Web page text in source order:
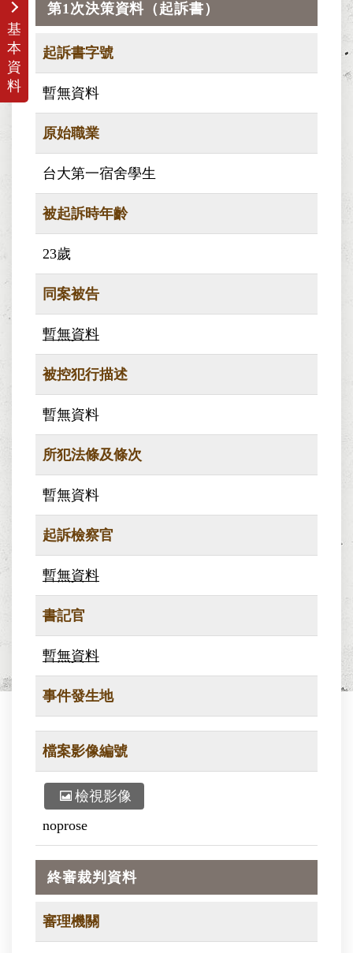
基
本
資
料
第1次決策資料（起訴書）
起訴書字號
暫無資料
原始職業
台大第一宿舍學生
被起訴時年齡
23歲
同案被告
暫無資料
被控犯行描述
暫無資料
所犯法條及條次
暫無資料
起訴檢察官
暫無資料
書記官
暫無資料
事件發生地
檔案影像編號
檢視影像
noprose
終審裁判資料
審理機關